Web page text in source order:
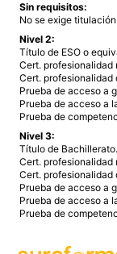
Sin requisitos:
No se exige
Nivel 2:
Título de ESO o
Cert. profesionalidad
Cert. profesionalidad
Prueba de acceso a
Prueba de acceso a
Prueba de
Nivel 3:
Título de Bachillerato.
Cert. profesionalidad
Cert. profesionalidad
Prueba de acceso a
Prueba de acceso a
Prueba de